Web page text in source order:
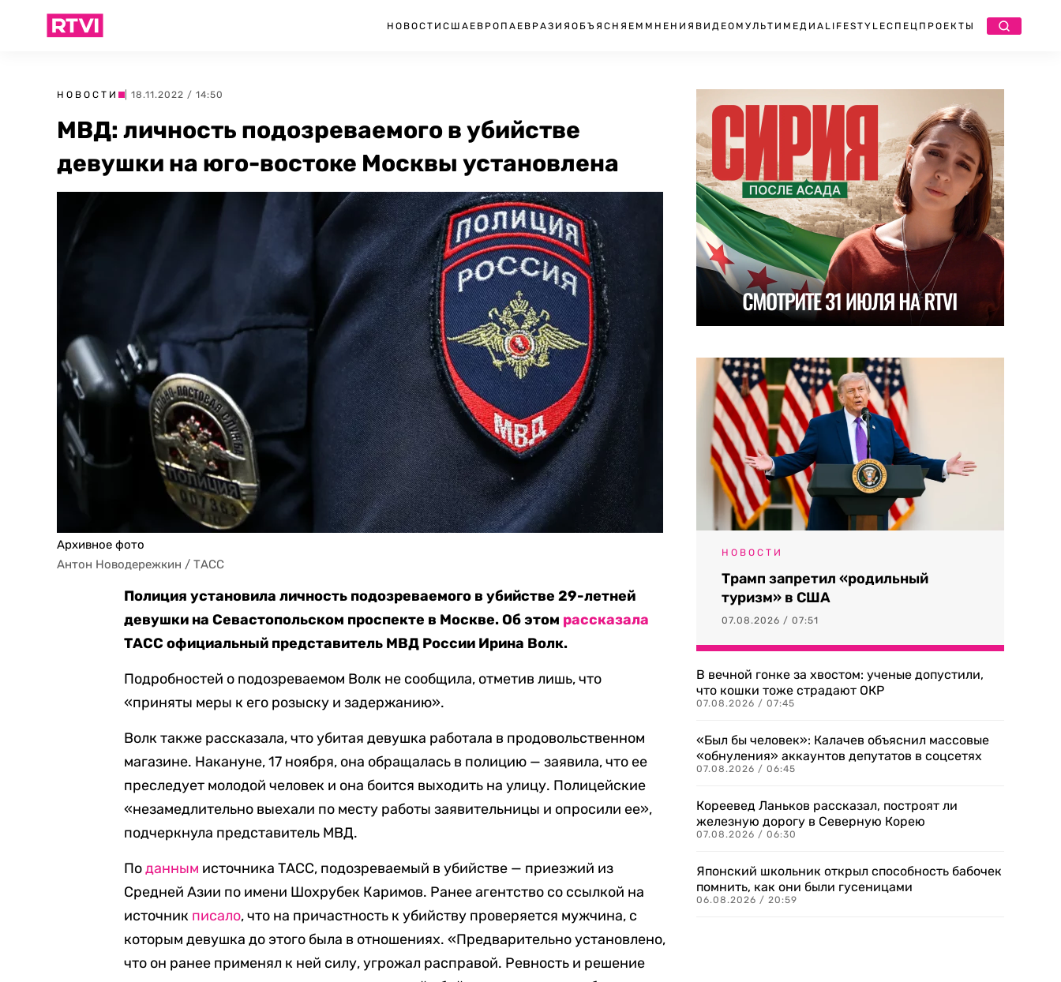
НОВОСТИ США ЕВРОПА ЕВРАЗИЯ ОБЪЯСНЯЕМ МНЕНИЯ ВИДЕО МУЛЬТИМЕДИА LIFESTYLEСПЕЦПРОЕКТЫ
НОВОСТИ | 18.11.2022 / 14:50
МВД: личность подозреваемого в убийстве
девушки на юго-востоке Москвы установлена
Архивное фото
Антон Новодережкин / ТАСС
Полиция установила личность подозреваемого в убийстве 29-летней
девушки на Севастопольском проспекте в Москве. Об этом рассказала
ТАСС официальный представитель МВД России Ирина Волк.
Подробностей о подозреваемом Волк не сообщила, отметив лишь, что
«приняты меры к его розыску и задержанию».
Волк также рассказала, что убитая девушка работала в продовольственном
магазине. Накануне, 17 ноября, она обращалась в полицию — заявила, что ее
преследует молодой человек и она боится выходить на улицу. Полицейские
«незамедлительно выехали по месту работы заявительницы и опросили ее»,
подчеркнула представитель МВД.
Поданным источника ТАСС, подозреваемый в убийстве — приезжий из
Средней Азии по имени Шохрубек Каримов. Ранее агентство со ссылкой на
источник писало, что на причастность к убийству проверяется мужчина, с
которым девушка до этого была в отношениях. «Предварительно установлено,
что он ранее применял к ней силу, угрожал расправой. Ревность и решение
НОВОСТИ
Трамп запретил «родильный
туризм» в США
07.08.2026 / 07:51
В вечной гонке за хвостом: ученые допустили,
что кошки тоже страдают ОКР
07.08.2026 / 07:45
«Был бы человек»: Калачев объяснил массовые
«обнуления» аккаунтов депутатов в соцсетях
07.08.2026 / 06:45
Кореевед Ланьков рассказал, построят ли
железную дорогу в Северную Корею
07.08.2026 / 06:30
Японский школьник открыл способность бабочек
помнить, как они были гусеницами
06.08.2026 / 20:59